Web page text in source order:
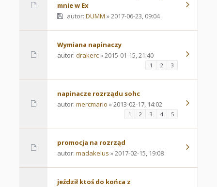
mnie w Ex
autor: DUMM » 2017-06-23, 09:04
Wymiana napinaczy
autor: drakerc» 2015-01-15, 21:40
1 2 3
napinacze rozrządu sohc
autor: mercmario » 2013-02-17, 14:02
1 2 3 4 5
promocja na rozrząd
autor: madakelus » 2017-02-15, 19:08
jeździł ktoś do końca z